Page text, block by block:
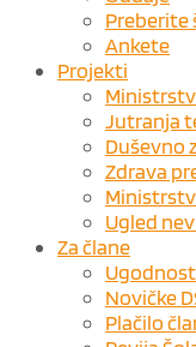
Preberite
Ankete
Projekti
Jutranja
Duševno
Zdrava
Ugled
Za člane
Novičke
Plačilo